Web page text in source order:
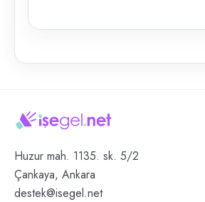
Huzur mah. 1135. sk. 5/2
Çankaya, Ankara
destek@isegel.net